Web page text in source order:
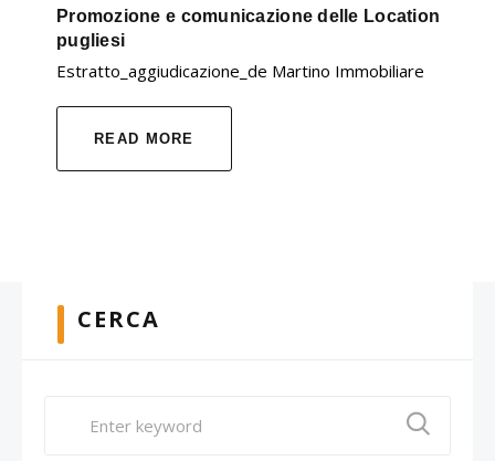
Promozione e comunicazione delle Location
pugliesi
Estratto_aggiudicazione_de Martino Immobiliare
READ MORE
CERCA